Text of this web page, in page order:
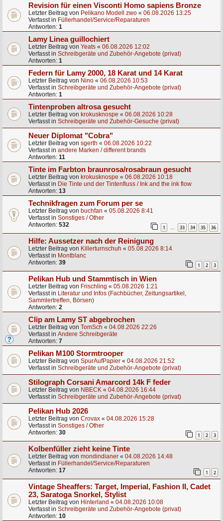
Revision für einen Visconti Homo sapiens Bronze
Letzter Beitrag von Pelikano Modell zwo « 06.08.2026 13:25
Verfasst in Füllerhandel/Service/Reparaturen
Antworten: 1
Lamy Linea guillochiert
Letzter Beitrag von Yeats « 06.08.2026 12:02
Verfasst in Schreibgeräte und Zubehör-Angebote (privat)
Antworten: 1
Federn für Lamy 2000, 18 Karat und 14 Karat
Letzter Beitrag von Nino « 06.08.2026 10:53
Verfasst in Schreibgeräte und Zubehör-Angebote (privat)
Antworten: 1
Tintenproben altrosa gesucht
Letzter Beitrag von krokusknospe « 06.08.2026 10:28
Verfasst in Schreibgeräte und Zubehör-Gesuche (privat)
Neuer Diplomat "Cobra"
Letzter Beitrag von sgerth « 06.08.2026 10:22
Verfasst in andere Marken / different brands
Antworten: 11
Tinte im Farbton braunrosa/rosabraun gesucht
Letzter Beitrag von krokusknospe « 06.08.2026 10:18
Verfasst in Die Tinte und der Tintenfluss / Ink and the ink flow
Antworten: 13
Technikfragen zum Forum per se
Letzter Beitrag von buchfan « 05.08.2026 8:41
Verfasst in Sonstiges / Other
Antworten: 532 1 … 33 34 35 36
Hilfe: Aussetzer nach der Reinigung
Letzter Beitrag von Killerturnschuh « 05.08.2026 8:14
Verfasst in Montblanc
Antworten: 39 1 2 3
Pelikan Hub und Stammtisch in Wien
Letzter Beitrag von Frischling « 05.08.2026 1:21
Verfasst in Literatur und Infos (Fachbücher, Zeitungsartikel,
Sammlertreffen, Börsen)
Antworten: 2
Clip am Lamy ST abgebrochen
Letzter Beitrag von TomSch « 04.08.2026 22:26
Verfasst in Andere Schreibgeräte
Antworten: 7
Pelikan M100 Stormtrooper
Letzter Beitrag von SpurAufPapier « 04.08.2026 21:52
Verfasst in Schreibgeräte und Zubehör-Angebote (privat)
Stilograph Corsani Amarcord 14k F feder
Letzter Beitrag von NBECK « 04.08.2026 16:44
Verfasst in Schreibgeräte und Zubehör-Angebote (privat)
Pelikan Hub 2026
Letzter Beitrag von Crovax « 04.08.2026 15:28
Verfasst in Sonstiges / Other
Antworten: 30 1 2 3
Kolbenfüller zieht keine Tinte
Letzter Beitrag von mondindianer « 04.08.2026 14:48
Verfasst in Füllerhandel/Service/Reparaturen
Antworten: 17 1 2
Vintage Sheaffers: Target, Imperial, Fashion II, Cadet
23, Saratoga Snorkel, Stylist
Letzter Beitrag von Hinterland « 04.08.2026 10:08
Verfasst in Schreibgeräte und Zubehör-Angebote (privat)
Antworten: 10